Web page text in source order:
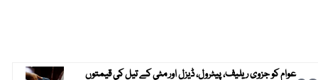
عوام کو جزوی ریلیف، پیٹرول، ڈیزل اور مٹی کے تیل کی قیمتوں